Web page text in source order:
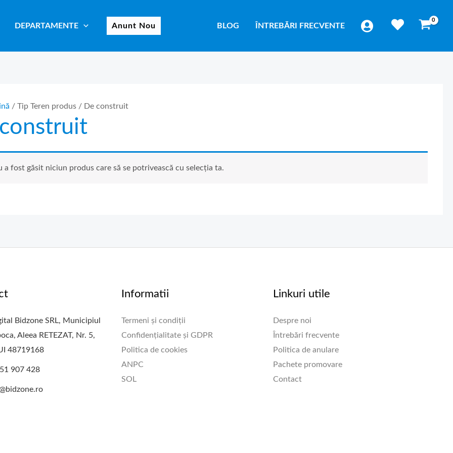
DEPARTAMENTE Anunt Nou BLOG ÎNTREBĂRI FRECVENTE
/ Tip Teren produs / De construit
a fost găsit niciun produs care să se potrivească cu selecția ta.
Bidzone SRL, Municipiul
Aleea RETEZAT, Nr. 5,
48719168
907 428
Informatii
Termeni și condiții
Confidențialitate și GDPR
Politica de cookies
ANPC
SOL
Linkuri utile
Despre noi
Întrebări frecvente
Politica de anulare
Pachete promovare
Contact